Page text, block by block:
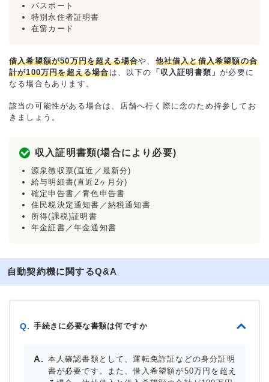
パスポート
特別永住者証明書
在留カード
借入希望額が50万円を超える場合や、 他社借入と借入希望額の合
計が100万円を超える場合は、以下の 「収入証明書類」が必要に
なる場合もあります。
該当の可能性がある場合は、店舗へ行く際に念のため持参してお
きましょう。
収入証明書類(場合により必要)
源泉徴収票(直近／最新分)
給与明細書(直近2ヶ月分)
確定申告書／青色申告書
住民税決定通知書／納税通知書
所得(課税)証明書
年金証書／年金通知書
自動契約機に関するQ&A
Q. 手続きに必要な書類は何ですか
本人確認書類として、運転免許証などの身分証明
書が必要です。また、借入希望額が50万円を超え